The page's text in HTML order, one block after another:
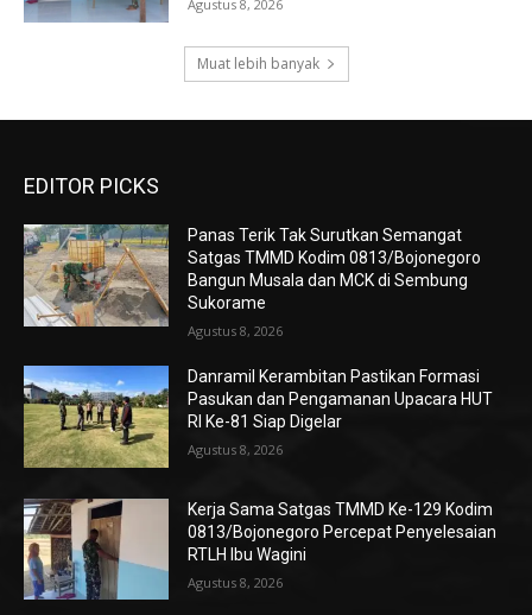
Agustus 8, 2026
Muat lebih banyak
EDITOR PICKS
Panas Terik Tak Surutkan Semangat
Satgas TMMD Kodim 0813/Bojonegoro
Bangun Musala dan MCK di Sembung
Sukorame
Agustus 8, 2026
Danramil Kerambitan Pastikan Formasi
Pasukan dan Pengamanan Upacara HUT
RI Ke-81 Siap Digelar
Agustus 8, 2026
Kerja Sama Satgas TMMD Ke-129 Kodim
0813/Bojonegoro Percepat Penyelesaian
RTLH Ibu Wagini
Agustus 8, 2026